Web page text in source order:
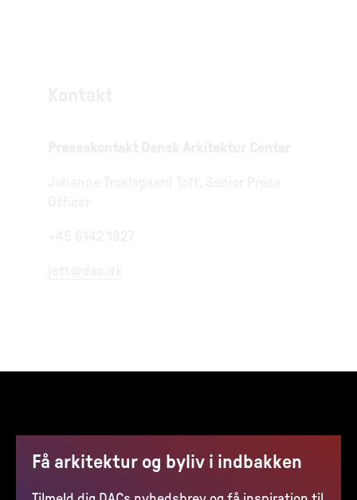
Få arkitektur og byliv i indbakken